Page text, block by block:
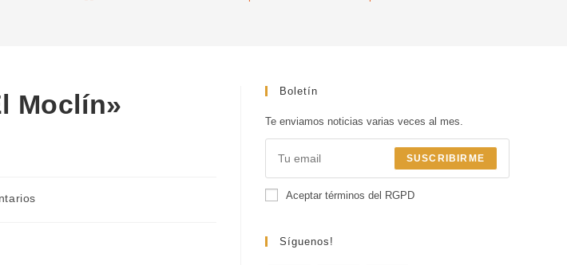
Moclín»
Boletín
Te enviamos noticias varias veces al mes.
SUSCRIBIRME
Aceptar términos del RGPD
Síguenos!